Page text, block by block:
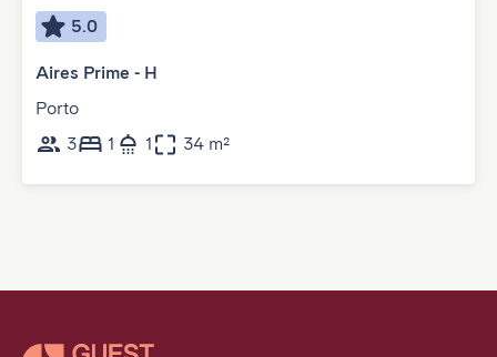
5.0
Aires Prime - H
Porto
3
1 1 34 m²